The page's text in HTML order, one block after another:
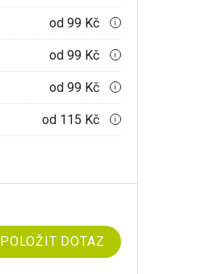
od 99 Kč i
od 99 Kč i
od 99 Kč i
od 115 Kč i
POLOŽIT DOTAZ